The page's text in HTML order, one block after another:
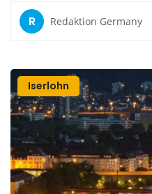
R Redaktion Germany
Iserlohn